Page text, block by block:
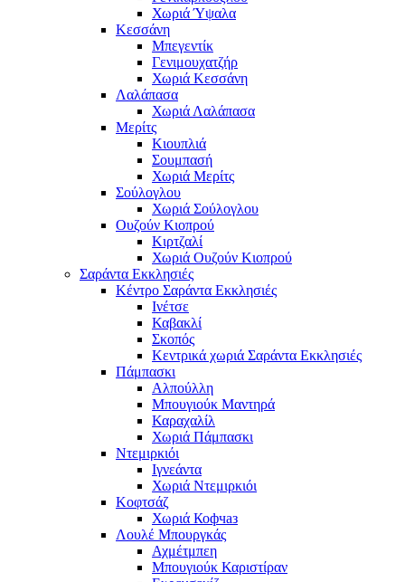
Χωριά Ύψαλα
Κεσσάνη
Μπεγεντίκ
Γενιμουχατζήρ
Χωριά Κεσσάνη
Λαλάπασα
Χωριά Λαλάπασα
Μερίτς
Κιουπλιά
Σουμπασή
Χωριά Μερίτς
Σούλογλου
Χωριά Σούλογλου
Ουζούν Κιοπρού
Κιρτζαλί
Χωριά Ουζούν Κιοπρού
Σαράντα Εκκλησιές
Κέντρο Σαράντα Εκκλησιές
Ινέτσε
Καβακλί
Σκοπός
Κεντρικά χωριά Σαράντα Εκκλησιές
Πάμπασκι
Αλπούλλη
Μπουγιούκ Μαντηρά
Καραχαλίλ
Χωριά Πάμπασκι
Ντεμιρκιόι
Ιγνεάντα
Χωριά Ντεμιρκιόι
Κοφτσάζ
Χωριά Кофчаз
Λουλέ Μπουργκάς
Αχμέτμπεη
Μπουγιούκ Καριστίραν